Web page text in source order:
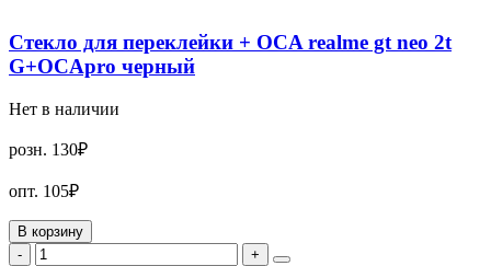
Стекло для переклейки + OCA realme gt neo 2t
G+OCApro черный
Нет в наличии
розн. 130₽
опт. 105₽
В корзину
-
+